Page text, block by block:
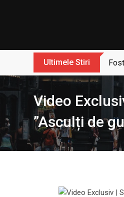
Ultimele Stiri
Video
”Asculți de